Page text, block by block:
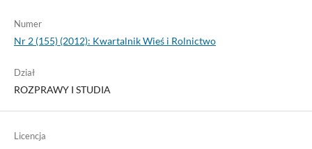
Numer
Nr 2 (155) (2012): Kwartalnik Wieś i Rolnictwo
Dział
ROZPRAWY I STUDIA
Licencja